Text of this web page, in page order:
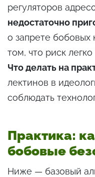
регуляторов
недостаточно
о запрете бобовых
том, что риск
Что делать на
лектинов в
соблюдать
Практика:
бобовые
Ниже — базовый